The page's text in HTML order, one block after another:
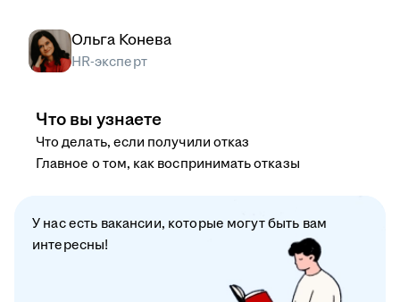
Ольга Конева
HR-эксперт
Что вы узнаете
Что делать, если получили отказ
Главное о том, как воспринимать отказы
У нас есть вакансии, которые могут быть вам
интересны!